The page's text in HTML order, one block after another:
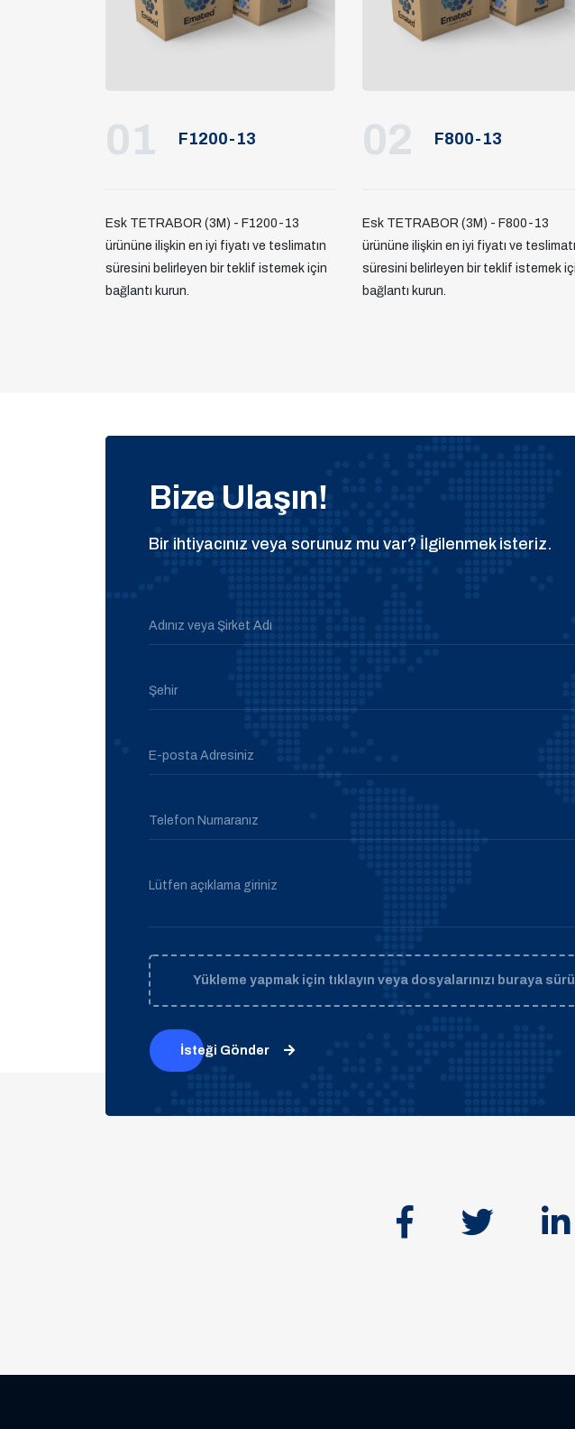
01 F1200-13
Esk TETRABOR (3M) - F1200-13
ürününe ilişkin en iyi fiyatı ve teslimatın
süresini belirleyen bir teklif istemek için
bağlantı kurun.
02 F800-13
Esk TETRABOR (3M) - F800-13
ürününe ilişkin en iyi fiyatı ve
süresini belirleyen bir teklif istemek
bağlantı kurun.
Bize Ulaşın!
Bir ihtiyacınız veya sorunuz mu var? İlgilenmek isteriz.
Adınız veya Şirket Adı
Şehir
E-posta Adresiniz
Telefon Numaranız
Lütfen açıklama giriniz
Yükleme yapmak için tıklayın veya dosyalarınızı buraya
İsteği Gönder